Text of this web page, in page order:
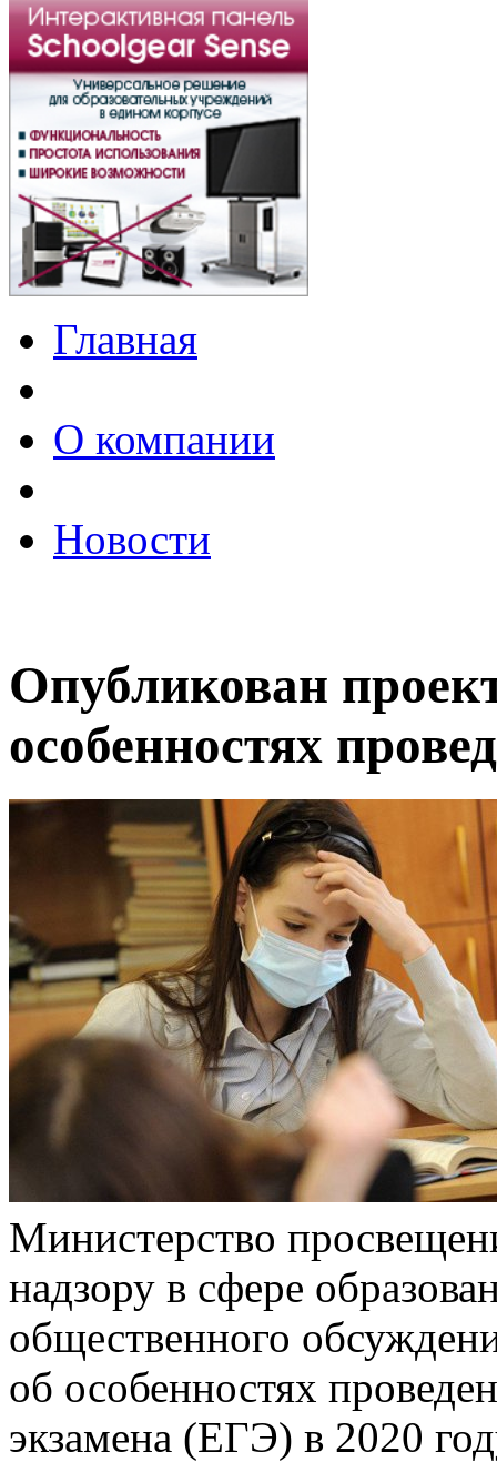
Главная
О компании
Новости
Опубликован
особенностях
Министерство
надзору в сфере
общественного
об особенностях
экзамена (ЕГЭ) в 2020